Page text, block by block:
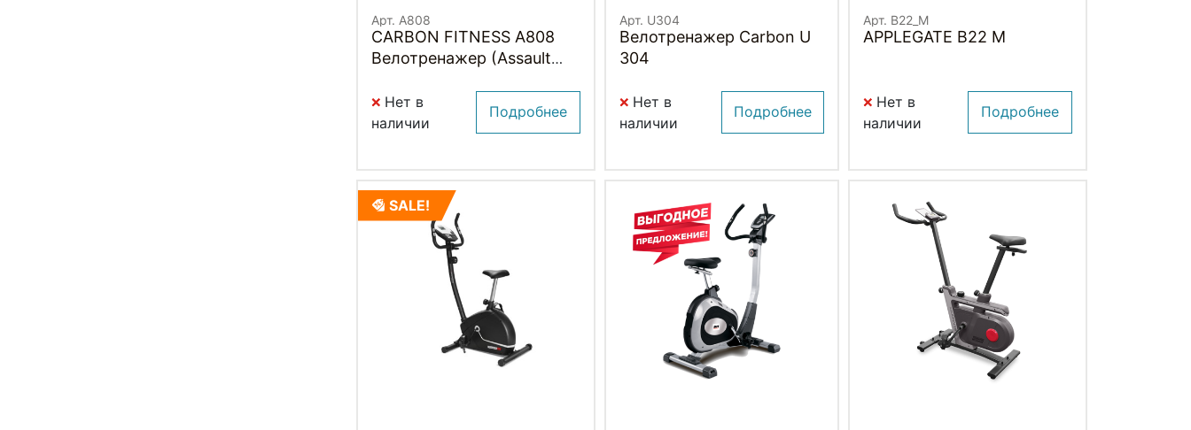
Арт. A808
CARBON FITNESS A808
Велотренажер (Assault
Нет в
наличии
Подробнее
Арт. U304
Велотренажер Carbon U
304
Нет в
наличии
Подробнее
Арт. B22_M
APPLEGATE B22 M
Нет в
наличии
Подробнее
SALE!